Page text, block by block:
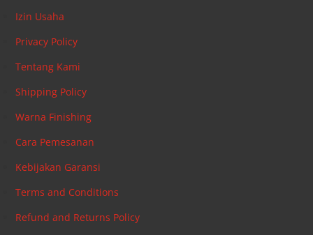
Izin Usaha
Privacy Policy
Tentang Kami
Shipping Policy
Warna Finishing
Cara Pemesanan
Kebijakan Garansi
Terms and Conditions
Refund and Returns Policy